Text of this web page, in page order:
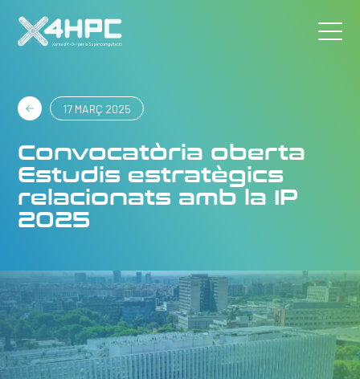
17 MARÇ 2025
Convocatòria oberta
Estudis estratègics
relacionats amb la IP
2025